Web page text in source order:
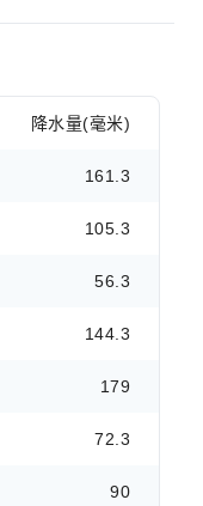
降水量(毫米)
161.3
105.3
56.3
144.3
179
72.3
90